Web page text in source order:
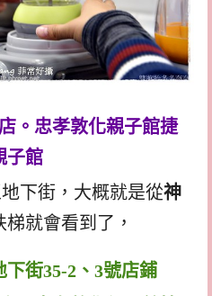
下街，大概就是從神
就會看到了，
下街35-2、3號店鋪